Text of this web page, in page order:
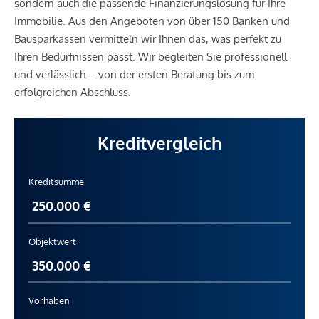
Bei ernsthaftem Interesse stellen wir Ihnen
selbstverständlich gerne weitere Unterlagen zur Verfügung,
darunter beispielsweise:
Grundbuchsauszug
Nutzwertgutachten
Protokolle von Eigentümerversammlungen (sofern
vorhanden) u. v. m.
Sollten Sie sich für diese Immobilie entscheiden, begleiten
wir Sie kompetent durch den gesamten Kaufprozess –
beginnend beim Kaufanbot über die Abstimmung
individueller Wünsche und die Vertragsunterzeichnung bis
sondern auch die passende Finanzierungslösung für Ihre
Immobilie. Aus den Angeboten von über 150 Banken und
Bausparkassen vermitteln wir Ihnen das, was perfekt zu
Ihren Bedürfnissen passt. Wir begleiten Sie professionell
und verlässlich – von der ersten Beratung bis zum
erfolgreichen Abschluss.
Kreditvergleich
Kreditsumme
Objektwert
Vorhaben